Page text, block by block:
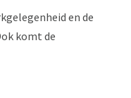
en de
komt de